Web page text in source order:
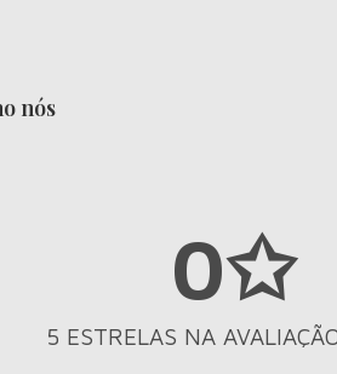
nós
5 ESTRELAS NA
0✩